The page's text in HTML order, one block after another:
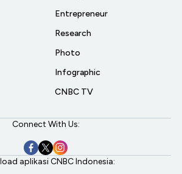
Entrepreneur
Research
Photo
Infographic
CNBC TV
Connect With Us:
aplikasi CNBC Indonesia: